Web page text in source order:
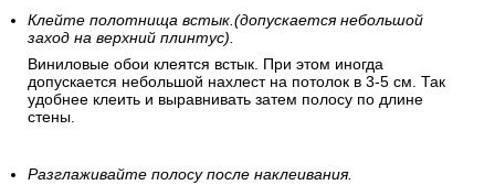
Клейте полотнища встык.(допускается небольшой
заход на верхний плинтус).
Виниловые обои клеятся встык. При этом иногда
допускается небольшой нахлест на потолок в 3-5 см. Так
удобнее клеить и выравнивать затем полосу по длине
стены.
Разглаживайте полосу после наклеивания.